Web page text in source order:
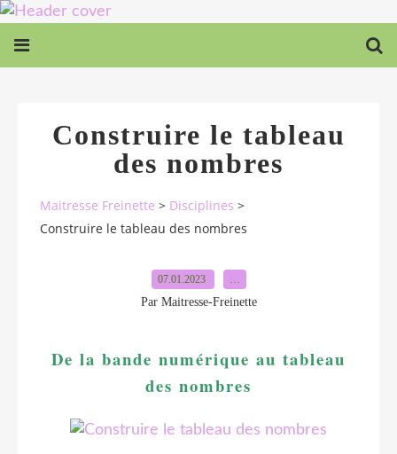
Construire le tableau
des nombres
Maitresse Freinette > Disciplines >
Construire le tableau des nombres
07.01.2023
Par Maitresse-Freinette
De la bande numérique au tableau
des nombres